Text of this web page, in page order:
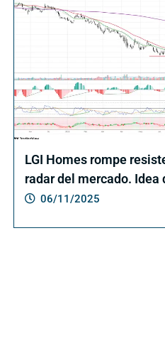
LGI Homes rompe
radar del mercado. Idea
06/11/2025